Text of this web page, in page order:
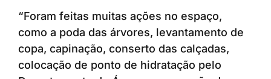
“Foram feitas muitas ações no espaço,
como a poda das árvores, levantamento de
copa, capinação, conserto das calçadas,
colocação de ponto de hidratação pelo